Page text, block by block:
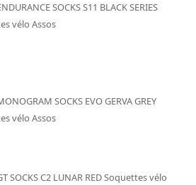
SOCKS S11 BLACK SERIES
vélo Assos
SOCKS EVO GERVA GREY
vélo Assos
SOCKS C2 LUNAR RED Soquettes vélo